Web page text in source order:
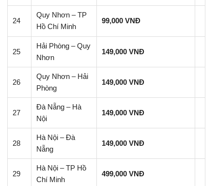
24
Quy Nhơn – TP
Hồ Chí Minh
99,000 VNĐ
25
Hải Phòng – Quy
Nhơn
149,000 VNĐ
26
Quy Nhơn – Hải
Phòng
149,000 VNĐ
27
Đà Nẵng – Hà
Nội
149,000 VNĐ
28
Hà Nội – Đà
Nẵng
149,000 VNĐ
29
Hà Nội – TP Hồ
Chí Minh
499,000 VNĐ